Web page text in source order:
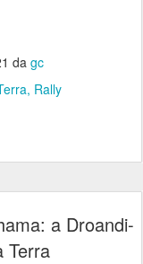
da gc
Rally
a Droandi-
Terra